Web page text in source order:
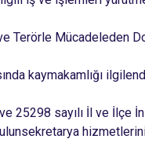
Terörle Mücadeleden
kaymakamlığı
25298 sayılı İl ve İlçe